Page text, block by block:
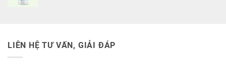
LIÊN HỆ TƯ VẤN, GIẢI ĐÁP